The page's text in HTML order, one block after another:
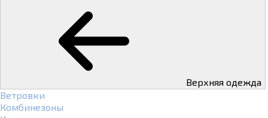
Верхняя одежда
Ветровки
Комбинезоны